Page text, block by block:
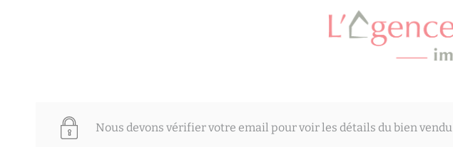
Nous devons vérifier votre email pour voir les détails du bien vendu